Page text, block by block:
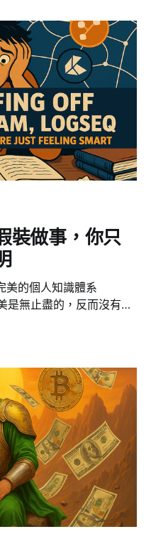
到心態，形成一個完整
過程中保持平衡與智慧。
於金錢，
軟體、內容或人力資源等
，透過槓桿可以持續增
遊戲，因為頂端位置有
由。真正的財富讓你擺
造做你真正想做事情的
造獨特機會
裝做事，你只
美的個人知識體系
是無止盡的，反而沒有辦
工作效率就是可以比自
、Roam、Logseq 等
在某些人手中確實提升
是「看起來很努力」的
感覺自己變聰明的拖
、畫流程圖、微調系統，
簡報、錄那段影片。 四
能覺得「天啊，